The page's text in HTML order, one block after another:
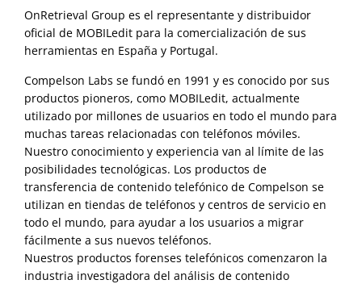
OnRetrieval Group es el representante y distribuidor
oficial de MOBILedit para la comercialización de sus
herramientas en España y Portugal.
Compelson Labs se fundó en 1991 y es conocido por sus
productos pioneros, como MOBILedit, actualmente
utilizado por millones de usuarios en todo el mundo para
muchas tareas relacionadas con teléfonos móviles.
Nuestro conocimiento y experiencia van al límite de las
posibilidades tecnológicas. Los productos de
transferencia de contenido telefónico de Compelson se
utilizan en tiendas de teléfonos y centros de servicio en
todo el mundo, para ayudar a los usuarios a migrar
fácilmente a sus nuevos teléfonos.
Nuestros productos forenses telefónicos comenzaron la
industria investigadora del análisis de contenido